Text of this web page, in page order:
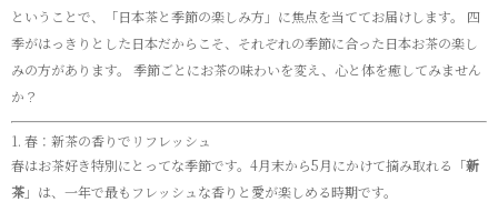
ということで、「日本茶と季節の楽しみ方」に焦点を当ててお届けします。 四
季がはっきりとした日本だからこそ、それぞれの季節に合った日本お茶の楽し
みの方があります。 季節ごとにお茶の味わいを変え、心と体を癒してみません
か？
1. 春：新茶の香りでリフレッシュ
春はお茶好き特別にとってな季節です。4月末から5月にかけて摘み取れる「新
茶」は、一年で最もフレッシュな香りと愛が楽しめる時期です。